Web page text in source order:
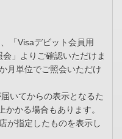
「Visaデビット会員用
」よりご確認いただけま
月単位でご照会いただけ
いてからの表示となるた
かる場合もあります。
が指定したものを表示し